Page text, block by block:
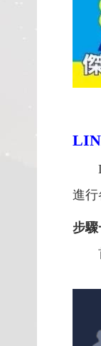
進行
步驟
首